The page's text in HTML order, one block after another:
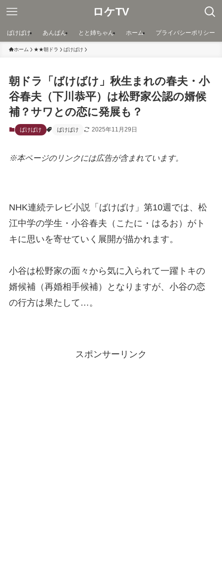
ロケTV
ばけばけ あんぱん とと姉ちゃん ホーム プライバシーポリシー
ホーム ★★朝ドラ ばけばけ
朝ドラ「ばけばけ」秋生まれの春夫・小
谷春夫（下川恭平）は松野家公認の婿候
補？サワとの恋に発展も？
ばけばけ ばけばけ 2025年11月29日
※本ページのリンクには広告が含まれています。
NHK連続テレビ小説「ばけばけ」第10週では、松
江中学の学生・小谷春夫（こたに・はるお）がト
キに思いを寄せていく展開が描かれます。
小谷は松野家の面々から気に入られて一躍トキの
婿候補（再婚相手候補）となりますが、小谷の恋
の行方は果たして…。
スポンサーリンク